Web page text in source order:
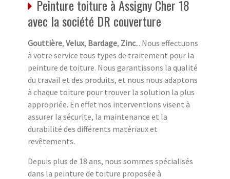
Peinture toiture à Assigny Cher 18
avec la société DR couverture
Gouttière, Velux, Bardage, Zinc... Nous effectuons
à votre service tous types de traitement pour la
peinture de toiture. Nous garantissons la qualité
du travail et des produits, et nous nous adaptons
à chaque toiture pour trouver la solution la plus
appropriée. En effet nos interventions visent à
assurer la sécurite, la maintenance et la
durabilité des différents matériaux et
revêtements.
Depuis plus de 18 ans, nous sommes spécialisés
dans la peinture de toiture proposée à